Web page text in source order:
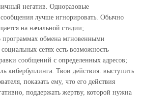
негатив. Одноразовые
сообщения лучше игнорировать. Обычно
на начальной стадии;
программах обмена мгновенными
сетях есть возможность
сообщений с определенных адресов;
кибербуллинга. Твои действия: выступить
показать ему, что его действия
поддержать жертву, которой нужна